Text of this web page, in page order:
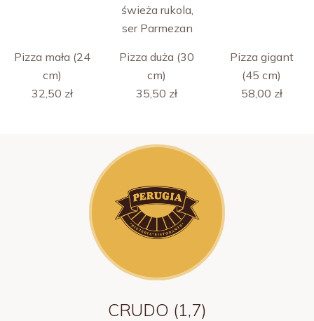
świeża rukola,
ser Parmezan
Pizza mała (24
cm)
Pizza duża (30
cm)
Pizza gigant
(45 cm)
32,50 zł
35,50 zł 58,00 zł
CRUDO (1,7)